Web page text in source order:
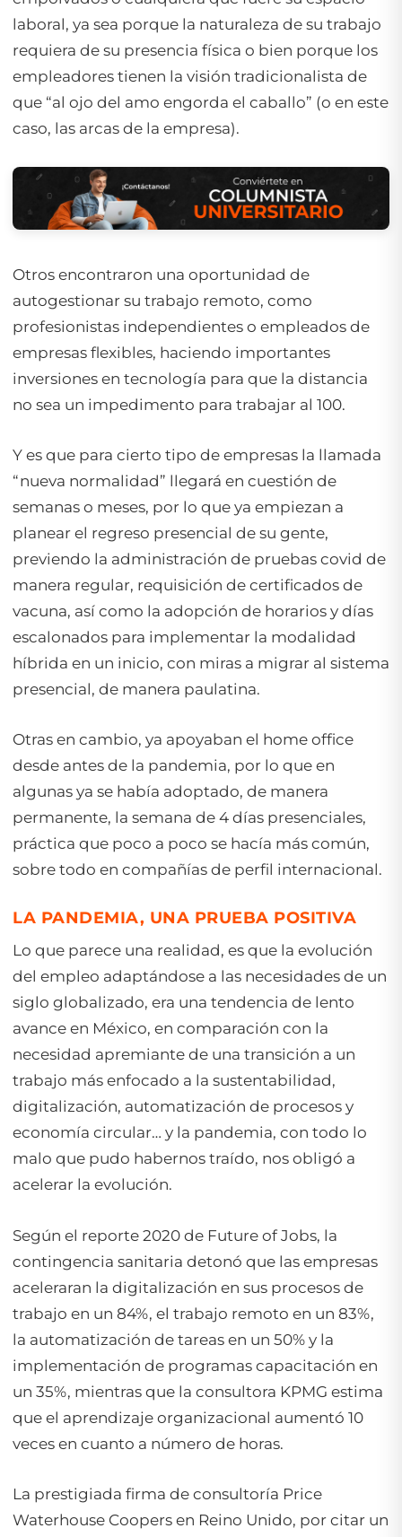
laboral, ya sea porque la naturaleza de su trabajo
requiera de su presencia física o bien porque los
empleadores tienen la visión tradicionalista de
que “al ojo del amo engorda el caballo” (o en este
caso, las arcas de la empresa).
Otros encontraron una oportunidad de
autogestionar su trabajo remoto, como
profesionistas independientes o empleados de
empresas flexibles, haciendo importantes
inversiones en tecnología para que la distancia
no sea un impedimento para trabajar al 100.
Y es que para cierto tipo de empresas la llamada
“nueva normalidad” llegará en cuestión de
semanas o meses, por lo que ya empiezan a
planear el regreso presencial de su gente,
previendo la administración de pruebas covid de
manera regular, requisición de certificados de
vacuna, así como la adopción de horarios y días
escalonados para implementar la modalidad
híbrida en un inicio, con miras a migrar al sistema
presencial, de manera paulatina.
Otras en cambio, ya apoyaban el home office
desde antes de la pandemia, por lo que en
algunas ya se había adoptado, de manera
permanente, la semana de 4 días presenciales,
práctica que poco a poco se hacía más común,
sobre todo en compañías de perfil internacional.
LA PANDEMIA, UNA PRUEBA POSITIVA
Lo que parece una realidad, es que la evolución
del empleo adaptándose a las necesidades de un
siglo globalizado, era una tendencia de lento
avance en México, en comparación con la
necesidad apremiante de una transición a un
trabajo más enfocado a la sustentabilidad,
digitalización, automatización de procesos y
economía circular… y la pandemia, con todo lo
malo que pudo habernos traído, nos obligó a
acelerar la evolución.
Según el reporte 2020 de Future of Jobs, la
contingencia sanitaria detonó que las empresas
aceleraran la digitalización en sus procesos de
trabajo en un 84%, el trabajo remoto en un 83%,
la automatización de tareas en un 50% y la
implementación de programas capacitación en
un 35%, mientras que la consultora KPMG estima
que el aprendizaje organizacional aumentó 10
veces en cuanto a número de horas.
La prestigiada firma de consultoría Price
Waterhouse Coopers en Reino Unido, por citar un